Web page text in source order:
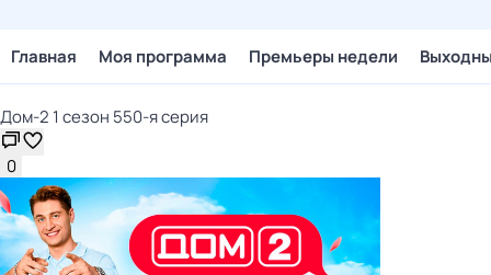
Главная Моя программа Премьеры недели
Дом-2 1 сезон 550-я серия
0